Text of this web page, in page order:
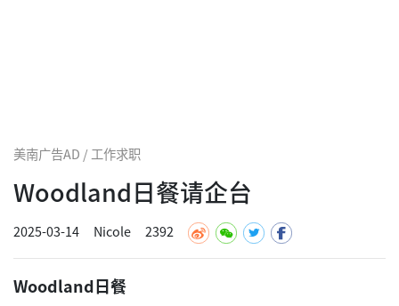
美南广告AD / 工作求职
Woodland日餐请企台
2025-03-14 Nicole 2392
Woodland日餐